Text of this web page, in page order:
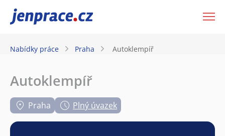
JenPráce.cz
Nabídky práce Praha Autoklempíř
Autoklempíř
Praha Plný úvazek